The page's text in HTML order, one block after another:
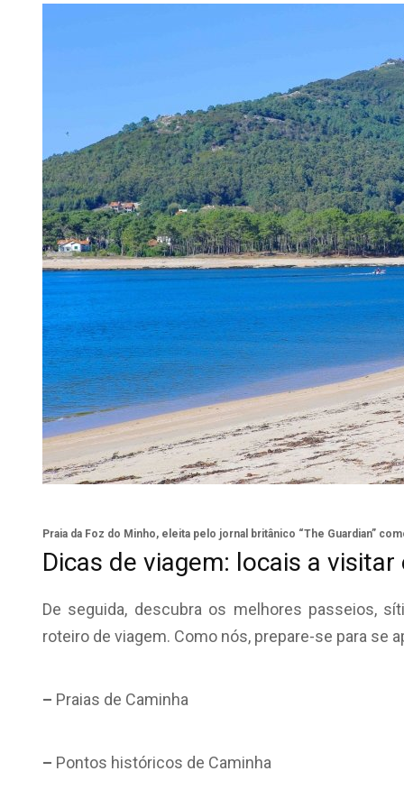
Praia da Foz do Minho, eleita pelo jornal britânico “The Guardian”
Dicas de viagem: locais a visitar
De seguida, descubra os melhores passeios,
roteiro de viagem. Como nós, prepare-se para se
– Praias de Caminha
– Pontos históricos de Caminha